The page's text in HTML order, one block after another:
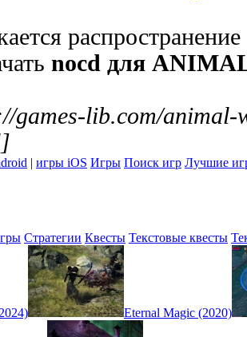
nocd для
games-lib.com/
| игры iOS Игры Поиск игр Лучшие
Стратегии Квесты Текстовые квесты
Eternal Magic (2020)